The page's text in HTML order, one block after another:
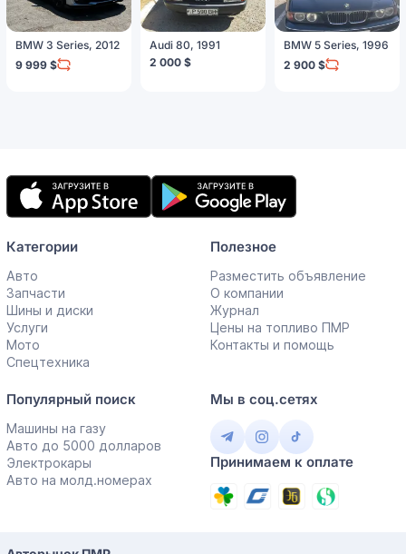
BMW 3 Series, 2012
9 999 $
Audi 80, 1991
2 000 $
BMW 5 Series, 1996
2 900 $
Мобильное
приложение
Категории
Авто
Запчасти
Шины и диски
Услуги
Мото
Спецтехника
Полезное
Разместить объявление
О компании
Журнал
Цены на топливо ПМР
Контакты и помощь
Популярный поиск
Машины на газу
Авто до 5000 долларов
Электрокары
Авто на молд.номерах
Мы в соц.сетях
Принимаем к оплате